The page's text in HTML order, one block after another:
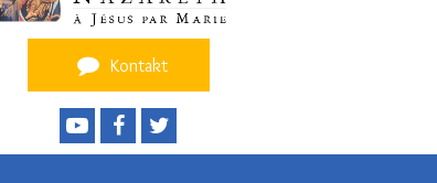
Kontakt